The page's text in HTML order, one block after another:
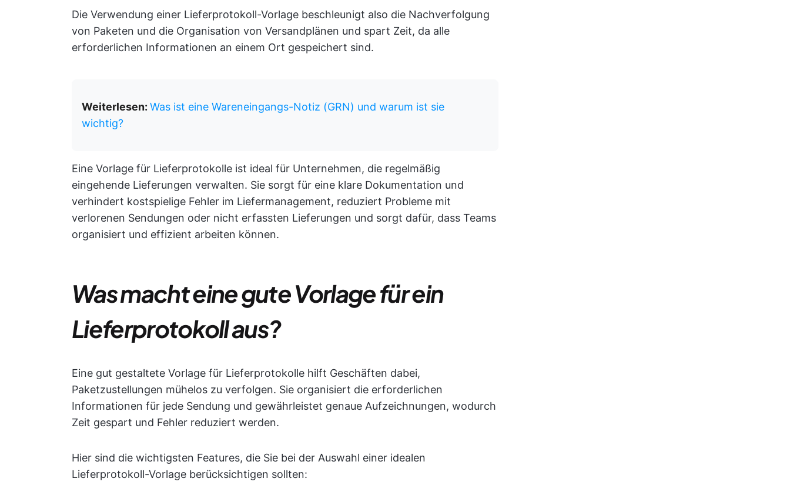
Die Verwendung einer Lieferprotokoll-Vorlage beschleunigt also die Nachverfolgung
von Paketen und die Organisation von Versandplänen und spart Zeit, da alle
erforderlichen Informationen an einem Ort gespeichert sind.
Weiterlesen: Was ist eine Wareneingangs-Notiz (GRN) und warum ist sie
wichtig?
Eine Vorlage für Lieferprotokolle ist ideal für Unternehmen, die regelmäßig
eingehende Lieferungen verwalten. Sie sorgt für eine klare Dokumentation und
verhindert kostspielige Fehler im Liefermanagement, reduziert Probleme mit
verlorenen Sendungen oder nicht erfassten Lieferungen und sorgt dafür, dass Teams
organisiert und effizient arbeiten können.
Was macht eine gute Vorlage für ein
Lieferprotokoll aus?
Eine gut gestaltete Vorlage für Lieferprotokolle hilft Geschäften dabei,
Paketzustellungen mühelos zu verfolgen. Sie organisiert die erforderlichen
Informationen für jede Sendung und gewährleistet genaue Aufzeichnungen, wodurch
Zeit gespart und Fehler reduziert werden.
Hier sind die wichtigsten Features, die Sie bei der Auswahl einer idealen
Lieferprotokoll-Vorlage berücksichtigen sollten: